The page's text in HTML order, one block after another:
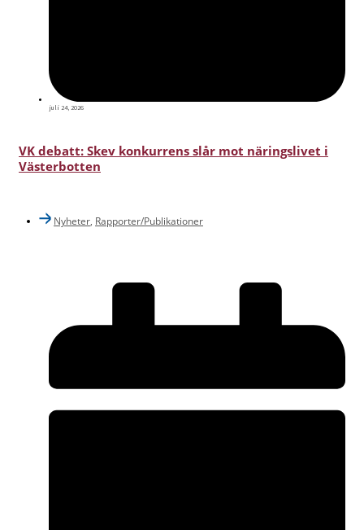
juli 24, 2026
VK debatt: Skev konkurrens slår mot näringslivet i
Västerbotten
Nyheter, Rapporter/Publikationer